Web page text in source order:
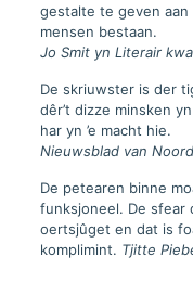
gestalte te geven aan
mensen bestaan.
Jo Smit yn Literair
De skriuwster is der
dêr’t dizze minsken
har yn ’e macht hie.
Nieuwsblad van
De petearen binne
funksjoneel. De sfear
oertsjûget en dat is
komplimint. Tjitte